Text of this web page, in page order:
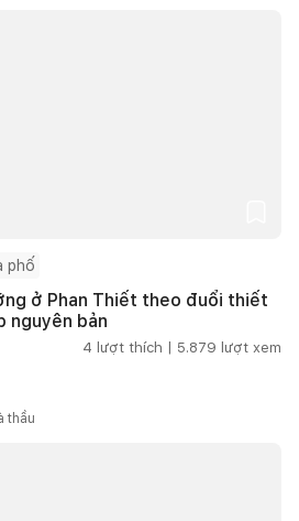
phố
ở Phan Thiết theo đuổi thiết
nguyên bản
4 lượt thích | 5.879 lượt xem
thầu